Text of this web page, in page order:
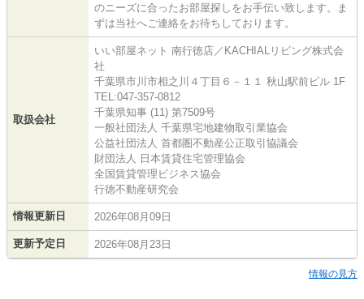
のニーズに合ったお部屋探しをお手伝い致します。ま
ずは当社へご連絡をお待ちしております。
取扱会社
いい部屋ネット 南行徳店／KACHIALリビング株式会
社
千葉県市川市相之川４丁目６－１１ 秋山駅前ビル 1F
TEL:047-357-0812
千葉県知事 (11) 第7509号
一般社団法人 千葉県宅地建物取引業協会
公益社団法人 首都圏不動産公正取引協議会
財団法人 日本賃貸住宅管理協会
全国賃貸管理ビジネス協会
行徳不動産研究会
情報更新日 2026年08月09日
更新予定日 2026年08月23日
情報の見方